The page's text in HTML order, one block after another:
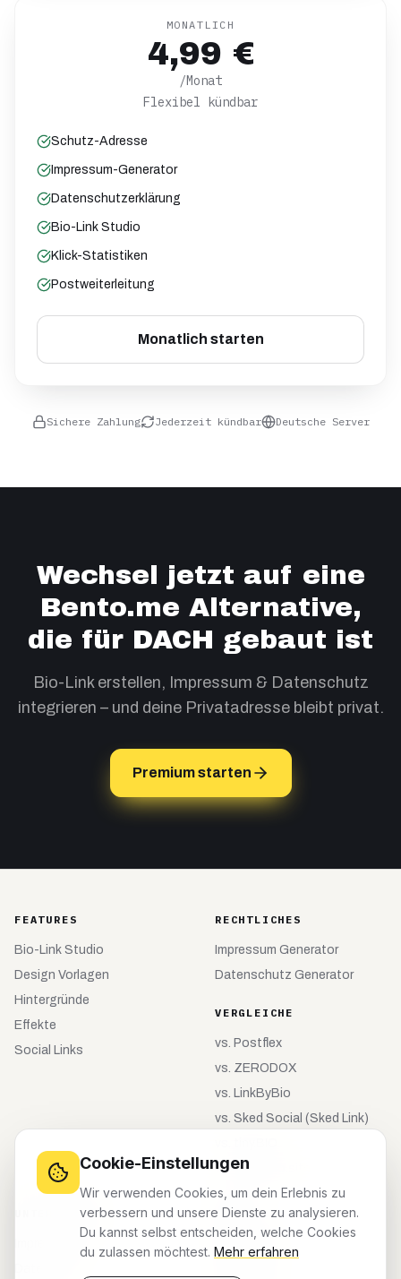
MONATLICH
4,99 €
/Monat
Flexibel kündbar
Schutz-Adresse
Impressum-Generator
Datenschutzerklärung
Bio-Link Studio
Klick-Statistiken
Postweiterleitung
Monatlich starten
Sichere Zahlung Jederzeit kündbar Deutsche Server
Wechsel jetzt auf eine
Bento.me Alternative,
die für DACH gebaut ist
Bio-Link erstellen, Impressum & Datenschutz
integrieren – und deine Privatadresse bleibt privat.
Premium starten
FEATURES
Bio-Link Studio
Design Vorlagen
Hintergründe
Effekte
Social Links
RECHTLICHES
Impressum Generator
Datenschutz Generator
VERGLEICHE
vs. Postflex
vs. ZERODOX
vs. LinkByBio
vs. Sked Social (Sked Link)
vs.meinebio.site
UNTERNEHMEN KONTO
Registrieren
Cookie-Einstellungen
Wir verwenden Cookies, um dein Erlebnis zu
verbessern und unsere Dienste zu analysieren.
Du kannst selbst entscheiden, welche Cookies
du zulassen möchtest. Mehr erfahren